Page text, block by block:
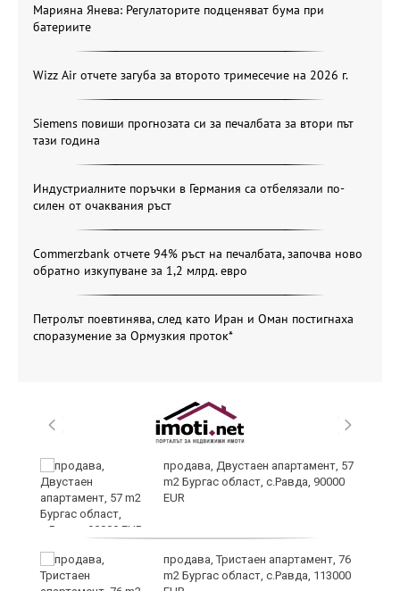
Марияна Янева: Регулаторите подценяват бума при
батериите
Wizz Air отчете загуба за второто тримесечие на 2026 г.
Siemens повиши прогнозата си за печалбата за втори път
тази година
Индустриалните поръчки в Германия са отбелязали по-
силен от очаквания ръст
Commerzbank отчете 94% ръст на печалбата, започва ново
обратно изкупуване за 1,2 млрд. евро
Петролът поевтинява, след като Иран и Оман постигнаха
споразумение за Ормузкия проток*
продава, Двустаен апартамент, 57
m2 Бургас област, с.Равда, 90000
EUR
продава, Тристаен апартамент, 76
m2 Бургас област, с.Равда, 113000